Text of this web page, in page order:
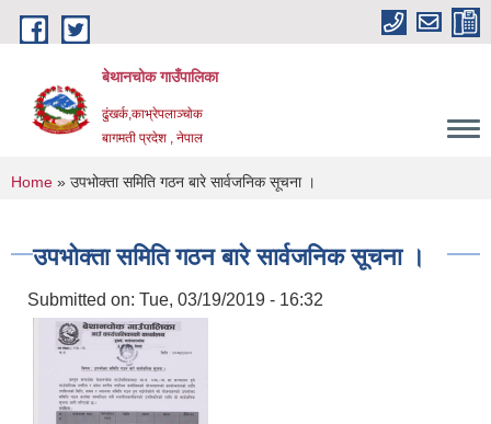
Skip to main content
बेथानचोक गाउँपालिका
ढुंखर्क,काभ्रेपलाञ्चाेक
बागमती प्रदेश , नेपाल
You are here
Home » उपभोक्ता समिति गठन बारे सार्वजनिक सूचना ।
उपभोक्ता समिति गठन बारे सार्वजनिक सूचना ।
Submitted on: Tue, 03/19/2019 - 16:32